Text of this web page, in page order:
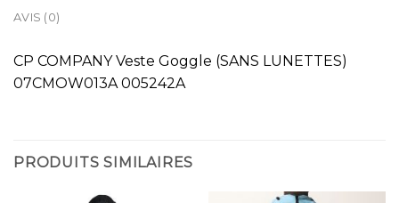
AVIS (0)
CP COMPANY Veste Goggle (SANS LUNETTES)
07CMOW013A 005242A
PRODUITS SIMILAIRES